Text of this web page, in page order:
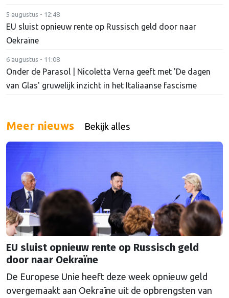
5 augustus - 12:48
EU sluist opnieuw rente op Russisch geld door naar
Oekraïne
6 augustus - 11:08
Onder de Parasol | Nicoletta Verna geeft met 'De dagen
van Glas' gruwelijk inzicht in het Italiaanse fascisme
Meer nieuws Bekijk alles
EU sluist opnieuw rente op Russisch geld
door naar Oekraïne
De Europese Unie heeft deze week opnieuw geld
overgemaakt aan Oekraïne uit de opbrengsten van